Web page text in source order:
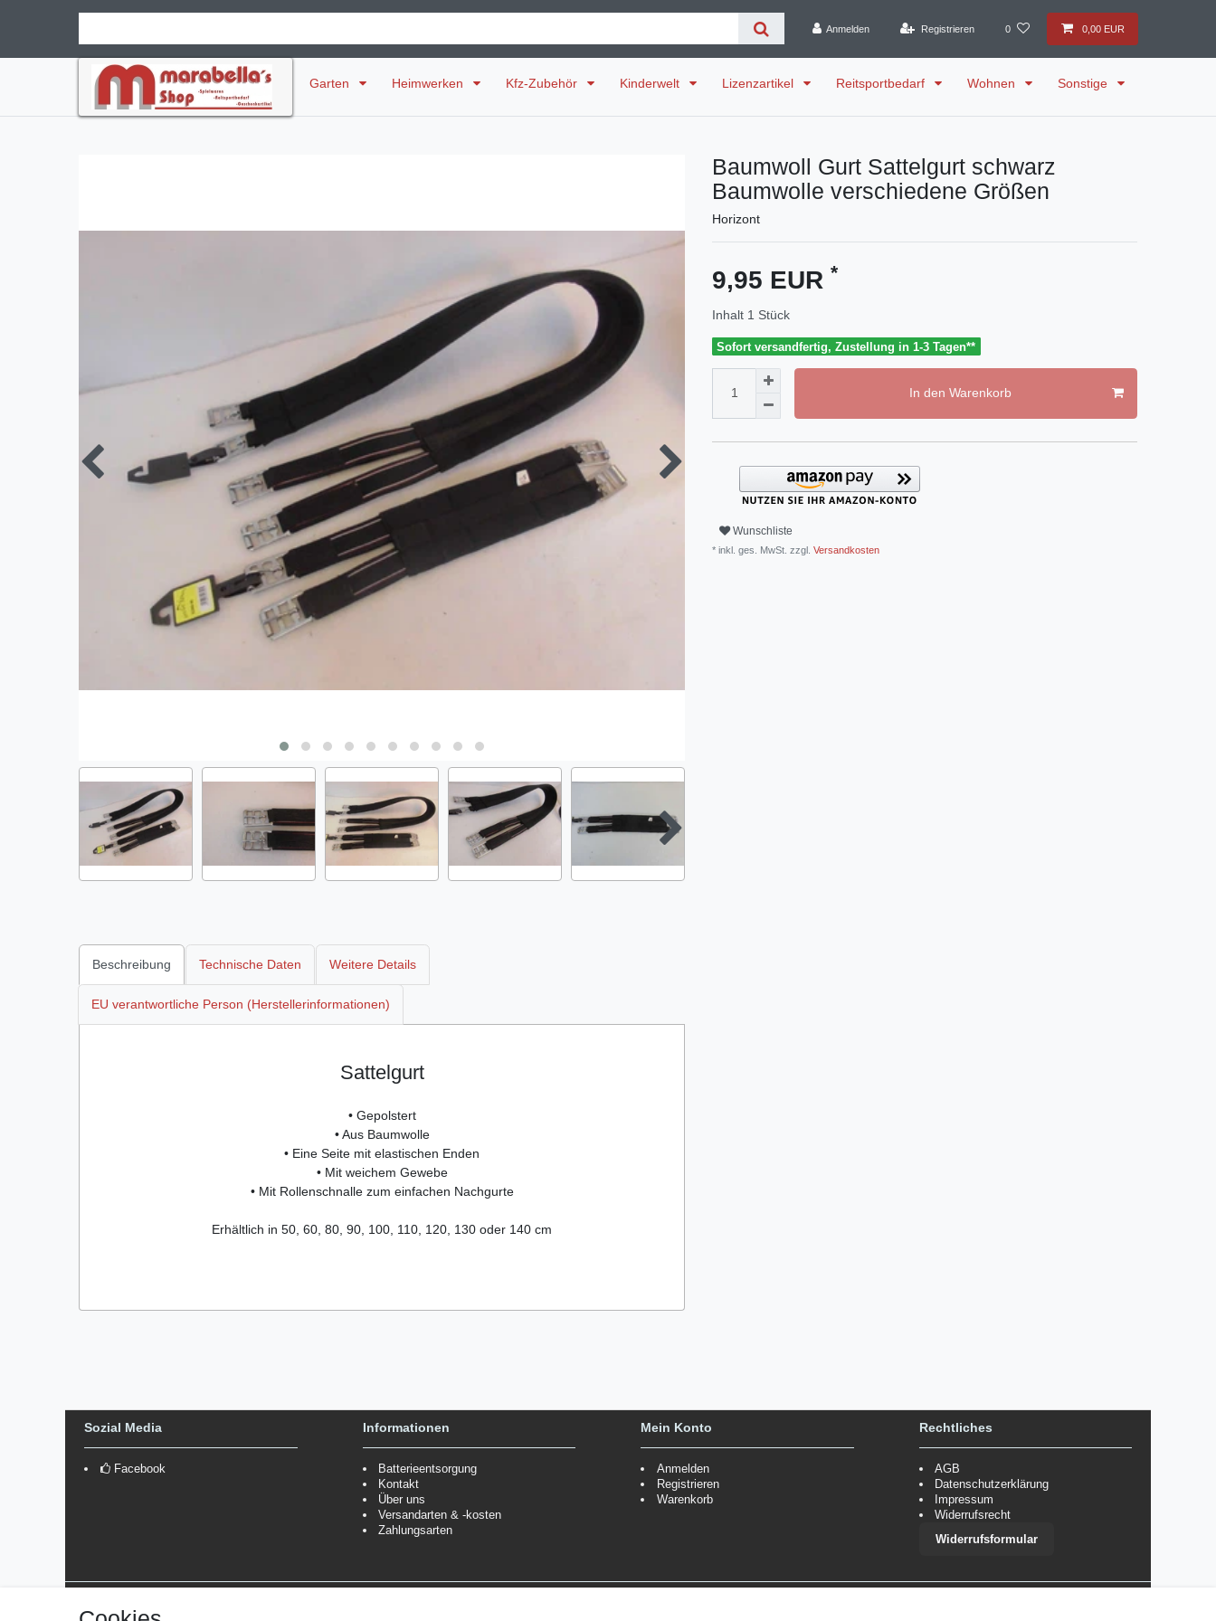
Anmelden Registrieren 0 0,00 EUR
Garten Heimwerken Kfz-Zubehör Kinderwelt Lizenzartikel Reitsportbedarf Wohnen Sonstige
Baumwoll Gurt Sattelgurt schwarz
Baumwolle verschiedene Größen
Horizont
9,95 EUR *
Inhalt 1 Stück
Sofort versandfertig, Zustellung in 1-3 Tagen**
In den Warenkorb
Wunschliste
* inkl. ges. MwSt. zzgl. Versandkosten
Beschreibung Technische Daten Weitere Details
EU verantwortliche Person (Herstellerinformationen)
Sattelgurt
• Gepolstert
• Aus Baumwolle
• Eine Seite mit elastischen Enden
• Mit weichem Gewebe
• Mit Rollenschnalle zum einfachen Nachgurte
Erhältlich in 50, 60, 80, 90, 100, 110, 120, 130 oder 140 cm
Sozial Media
Facebook
Informationen
Batterieentsorgung
Kontakt
Über uns
Versandarten & -kosten
Zahlungsarten
Mein Konto
Anmelden
Registrieren
Warenkorb
Rechtliches
AGB
Datenschutzerklärung
Impressum
Widerrufsrecht
Widerrufsformular